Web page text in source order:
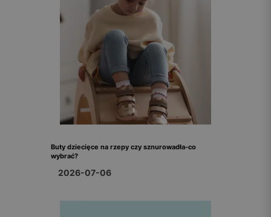
Buty dziecięce na rzepy czy sznurowadła-co
wybrać?
2026-07-06